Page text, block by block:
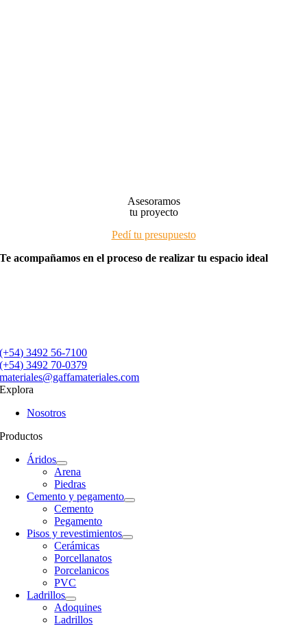
Asesoramos
tu proyecto
Pedí tu presupuesto
Te acompañamos en el proceso de realizar tu espacio ideal
(+54) 3492 56-7100
(+54) 3492 70-0379
materiales@gaffamateriales.com
Explora
Nosotros
Productos
Áridos
Arena
Piedras
Cemento y pegamento
Cemento
Pegamento
Pisos y revestimientos
Cerámicas
Porcellanatos
Porcelanicos
PVC
Ladrillos
Adoquines
Ladrillos